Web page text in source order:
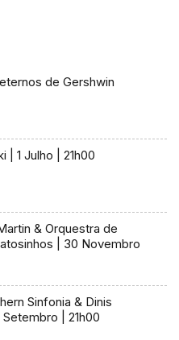
de Gershwin
| 1 Julho | 21h00
& Orquestra de
| 30 Novembro
Sinfonia & Dinis
| 21h00